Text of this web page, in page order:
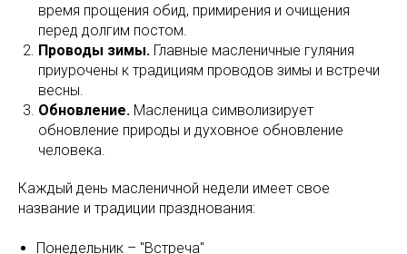
время прощения обид, примирения и очищения
перед долгим постом.
Проводы зимы. Главные масленичные гуляния
приурочены к традициям проводов зимы и встречи
весны.
Обновление. Масленица символизирует
обновление природы и духовное обновление
человека.
Каждый день масленичной недели имеет свое
название и традиции празднования:
Понедельник – "Встреча"